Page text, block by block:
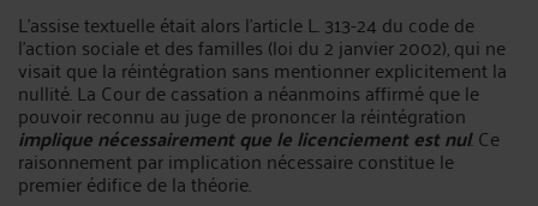
L'assise textuelle était alors l'article L. 313-24 du code de
l'action sociale et des familles (loi du 2 janvier 2002), qui ne
visait que la réintégration sans mentionner explicitement la
nullité. La Cour de cassation a néanmoins affirmé que le
pouvoir reconnu au juge de prononcer la réintégration
implique nécessairement que le licenciement est nul. Ce
raisonnement par implication nécessaire constitue le
premier édifice de la théorie.